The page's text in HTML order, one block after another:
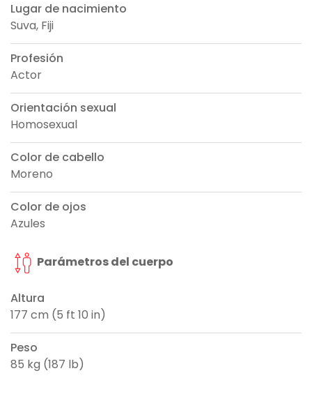
Lugar de nacimiento
Suva, Fiji
Profesión
Actor
Orientación sexual
Homosexual
Color de cabello
Moreno
Color de ojos
Azules
Parámetros del cuerpo
Altura
177 cm (5 ft 10 in)
Peso
85 kg (187 lb)